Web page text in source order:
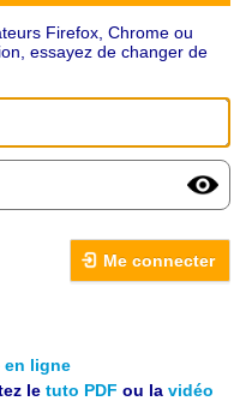
Firefox, Chrome ou
essayez de changer de
Me connecter
en ligne
le tuto PDF ou la vidéo